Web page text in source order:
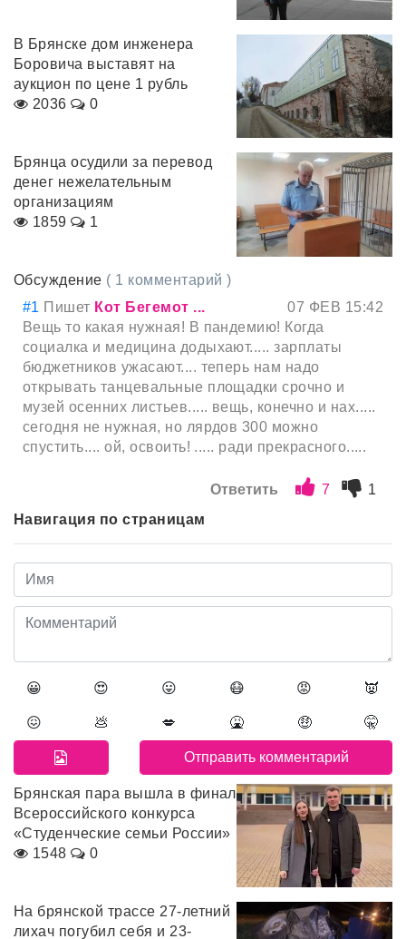
В Брянске дом инженера
Боровича выставят на
аукцион по цене 1 рубль
2036
0
Брянца осудили за перевод
денег нежелательным
организациям
1859
1
Обсуждение ( 1 комментарий )
#1 Пишет Кот Бегемот ...
07 ФЕВ 15:42
Вещь то какая нужная! В пандемию! Когда
социалка и медицина додыхают..... зарплаты
бюджетников ужасают.... теперь нам надо
открывать танцевальные площадки срочно и
музей осенних листьев..... вещь, конечно и нах.....
сегодня не нужная, но лярдов 300 можно
спустить.... ой, освоить! ..... ради прекрасного.....
Ответить 7
1
Навигация по страницам
😀 😍 😛 😷 😡 👿
😖 💩 💋 🤮 🤑 🤫
Брянская пара вышла в финал
Всероссийского конкурса
«Студенческие семьи России»
1548
0
На брянской трассе 27-летний
лихач погубил себя и 23-